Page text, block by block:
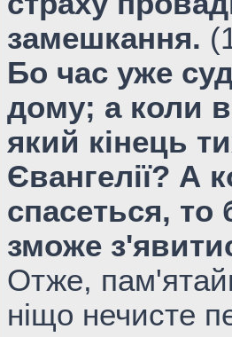
замешкання.
Бо час уже
дому; а коли
який кінець
Євангелії? А
спасеться, то
зможе
Отже,
ніщо нечисте